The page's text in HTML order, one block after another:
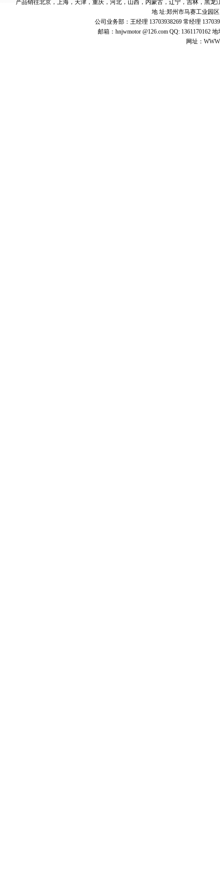
产品销往北京，上海，天津，重庆，河北，山西，内蒙古，辽宁，吉林，黑
地 址:郑州市马赛工业园区
公司业务部：王经理 13703938269 常经理
邮箱：hnjwmotor @126.com QQ: 1361170162
网址：